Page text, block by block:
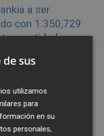
a ser
con 1.350,729
entidades
facilitar el cierre
gas Castor. Eso
sea la empresa
UGS, la que
sus
utilizamos
para
en su
personales,